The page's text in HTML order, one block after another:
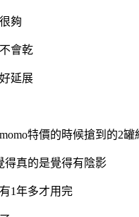
夠
會乾
延展
特價的時候搶到的2罐
得真的是覺得有陰影
1年多才用完